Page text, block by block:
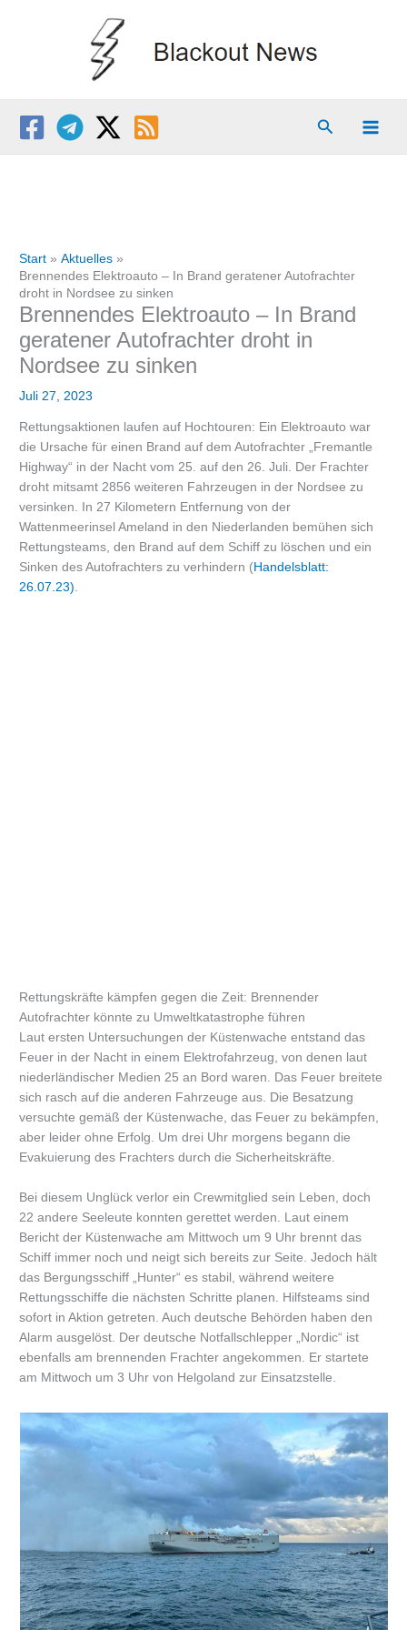
Suchen
Start
Aktuelles
Brennendes Elektroauto – In Brand geratener Autofrachter
droht in Nordsee zu sinken
Brennendes Elektroauto – In Brand
geratener Autofrachter droht in
Nordsee zu sinken
Juli 27, 2023
Rettungsaktionen laufen auf Hochtouren: Ein Elektroauto war
die Ursache für einen Brand auf dem Autofrachter „Fremantle
Highway“ in der Nacht vom 25. auf den 26. Juli. Der Frachter
droht mitsamt 2856 weiteren Fahrzeugen in der Nordsee zu
versinken. In 27 Kilometern Entfernung von der
Wattenmeerinsel Ameland in den Niederlanden bemühen sich
Rettungsteams, den Brand auf dem Schiff zu löschen und ein
Sinken des Autofrachters zu verhindern (Handelsblatt:
26.07.23)
Rettungskräfte kämpfen gegen die Zeit: Brennender
Autofrachter könnte zu Umweltkatastrophe führen
Laut ersten Untersuchungen der Küstenwache entstand das
Feuer in der Nacht in einem Elektrofahrzeug, von denen laut
niederländischer Medien 25 an Bord waren. Das Feuer breitete
sich rasch auf die anderen Fahrzeuge aus. Die Besatzung
versuchte gemäß der Küstenwache, das Feuer zu bekämpfen,
aber leider ohne Erfolg. Um drei Uhr morgens begann die
Evakuierung des Frachters durch die Sicherheitskräfte.
Bei diesem Unglück verlor ein Crewmitglied sein Leben, doch
22 andere Seeleute konnten gerettet werden. Laut einem
Bericht der Küstenwache am Mittwoch um 9 Uhr brennt das
Schiff immer noch und neigt sich bereits zur Seite. Jedoch hält
das Bergungsschiff „Hunter“ es stabil, während weitere
Rettungsschiffe die nächsten Schritte planen. Hilfsteams sind
sofort in Aktion getreten. Auch deutsche Behörden haben den
Alarm ausgelöst. Der deutsche Notfallschlepper „Nordic“ ist
ebenfalls am brennenden Frachter angekommen. Er startete
am Mittwoch um 3 Uhr von Helgoland zur Einsatzstelle.